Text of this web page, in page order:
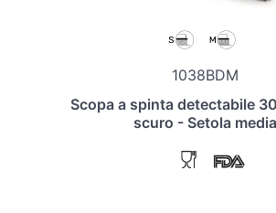
1038BDM
Scopa a spinta detectabile
scuro - Setola media